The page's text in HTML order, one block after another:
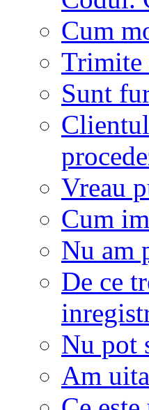
Cum
Trimite
Sunt
Vreau
Cum
Nu am
De ce
Nu pot
Am